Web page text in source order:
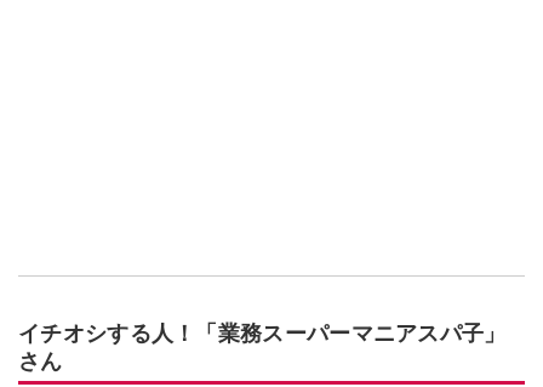
イチオシする人！「業務スーパーマニアスパ子」
さん